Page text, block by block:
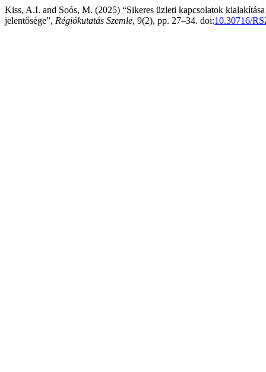
Kiss, A.I. and Soós, M. (2025) “Sikeres üzleti kapcsolatok
jelentősége”, Régiókutatás Szemle, 9(2), pp. 27–34. doi:10.30716/